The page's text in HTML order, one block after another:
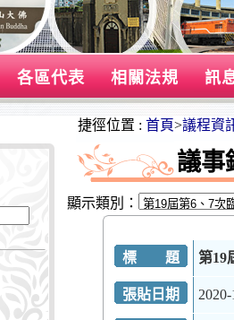
各區代表 相關法規 訊
捷徑位置 : 首頁>議程資
議事
顯示類別：
標 題 第19
張貼日期